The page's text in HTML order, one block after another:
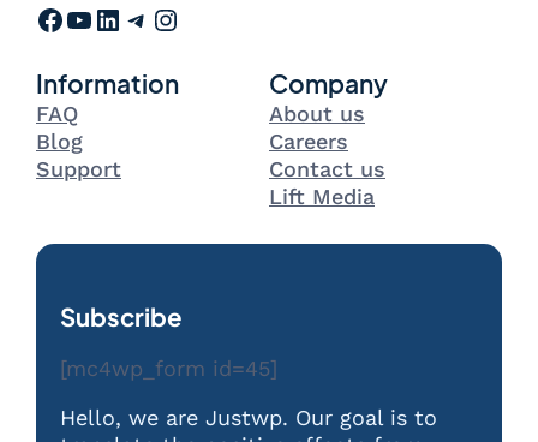
Facebook YouTube LinkedIn Telegram Instagram
Information
FAQ
Blog
Support
Company
About us
Careers
Contact us
Lift Media
Subscribe
[mc4wp_form id=45]
Hello, we are Justwp. Our goal is to